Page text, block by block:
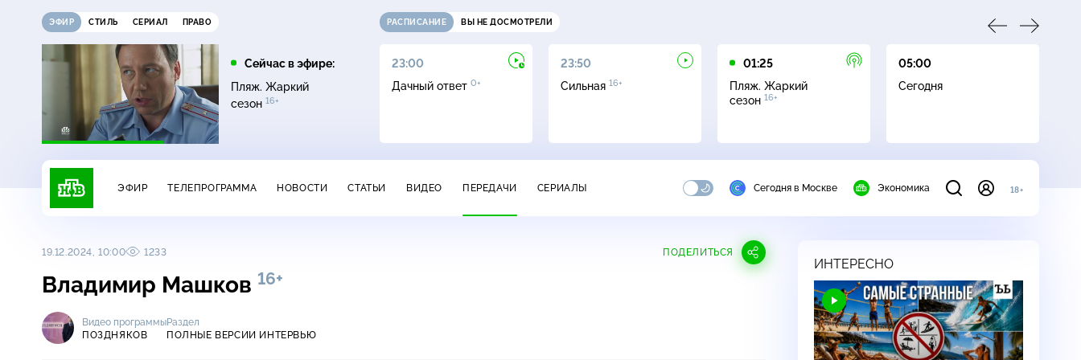
ЭФИР СТИЛЬ СЕРИАЛ ПРАВО
Сейчас в эфире:
Пляж. Жаркий
сезон 16+
РАСПИСАНИЕ ВЫ НЕ ДОСМОТРЕЛИ
16:00
17:00
Невский. Чужой среди
чужих 16+
23:00
Дачный ответ 0+
23:50
Сильная 16+
01:25
Пляж. Жаркий
сезон 16+
05:00
Сегодня
ЭФИР ТЕЛЕПРОГРАММА НОВОСТИ СТАТЬИ ВИДЕО ПЕРЕДАЧИ СЕРИАЛЫ Сегодня в Москве Экономика 18+
19.12.2024, 10:00 1233 ПОДЕЛИТЬСЯ
Владимир Машков 16+
Видео программы
ПОЗДНЯКОВ
Раздел
ПОЛНЫЕ ВЕРСИИ ИНТЕРВЬЮ
ИНТЕРЕСНО